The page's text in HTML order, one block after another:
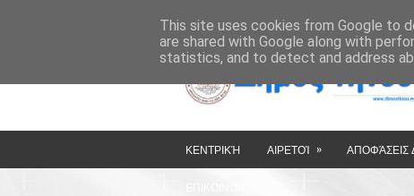
HOME ΔΉΜΟΣ ΤΉΝΟΥ » »
ΚΕΝΤΡΙΚΉ ΑΙΡΕΤΟΊ » ΑΠΟΦΆΣΕΙΣ
This site uses cookies from Google to
are shared with Google along with
statistics, and to detect and address